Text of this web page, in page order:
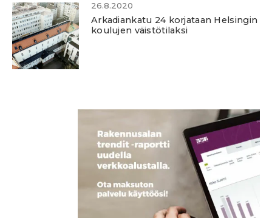
26.8.2020
Arkadiankatu 24 korjataan Helsingin
koulujen väistötilaksi